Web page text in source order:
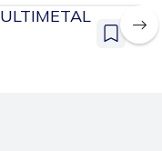
Dodaj